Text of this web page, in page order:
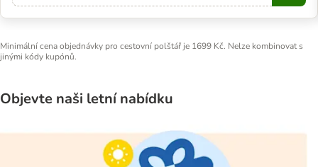
Minimální cena objednávky pro cestovní polštář je 1699 Kč. Nelze kombinovat s
jinými kódy kupónů.
Objevte naši letní nabídku